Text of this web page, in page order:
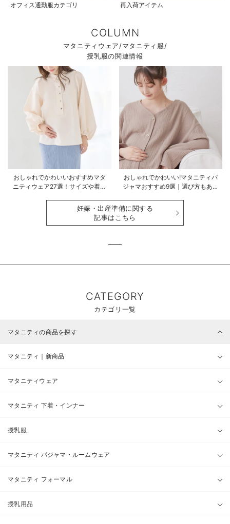
オフィス通勤服カテゴリ 再入荷アイテム
COLUMN
マタニティウェア/マタニティ服/
授乳服の関連情報
おしゃれでかわいいおすすめマタ
ニティウェア27選！サイズや着る
おしゃれでかわいい!マタニティパ
ジャマおすすめ9選｜選び方もあわ
妊娠・出産準備に関する
記事はこちら
CATEGORY
カテゴリ一覧
マタニティの商品を探す
マタニティ｜新商品
マタニティウェア
マタニティ 下着・インナー
授乳服
マタニティ パジャマ・ルームウェア
マタニティ フォーマル
授乳用品